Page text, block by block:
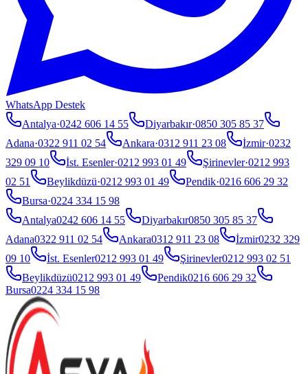
WhatsApp Destek
Antalya·0242 606 14 55 Diyarbakır·0850 305 85 37
Adana·0322 911 02 54 Ankara·0312 911 23 08 İzmir·0232
329 09 10
İst. Esenler·0212 993 01 49 Şirinevler·0212 993
02 51
Beylikdüzü·0212 993 01 49 Pendik·0216 606 29 32
Bursa·0224 334 15 98
Antalya0242 606 14 55 Diyarbakır0850 305 85 37
Adana0322 911 02 54 Ankara0312 911 23 08 İzmir0232 329
09 10
İst. Esenler0212 993 01 49 Şirinevler0212 993 02 51
Beylikdüzü0212 993 01 49 Pendik0216 606 29 32
Bursa0224 334 15 98